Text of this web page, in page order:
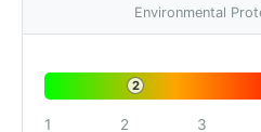
Environmental
2
1 2 3